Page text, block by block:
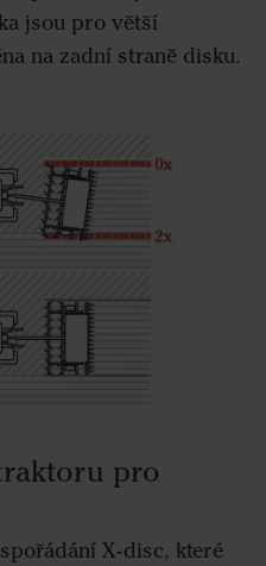
jsou pro větší
na zadní straně disku.
pro
X-disc, které